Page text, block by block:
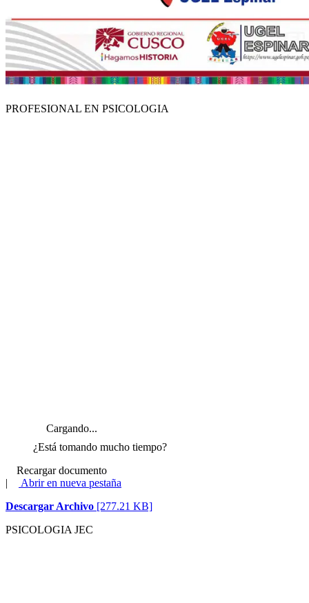
PROFESIONAL EN PSICOLOGIA
Cargando...
¿Está tomando mucho tiempo?
Recargar documento
|
Abrir en nueva pestaña
Descargar Archivo [277.21 KB]
PSICOLOGIA JEC